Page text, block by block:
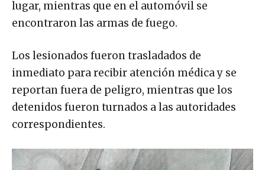
lugar, mientras que en el automóvil se
encontraron las armas de fuego.
Los lesionados fueron trasladados de
inmediato para recibir atención médica y se
reportan fuera de peligro, mientras que los
detenidos fueron turnados a las autoridades
correspondientes.